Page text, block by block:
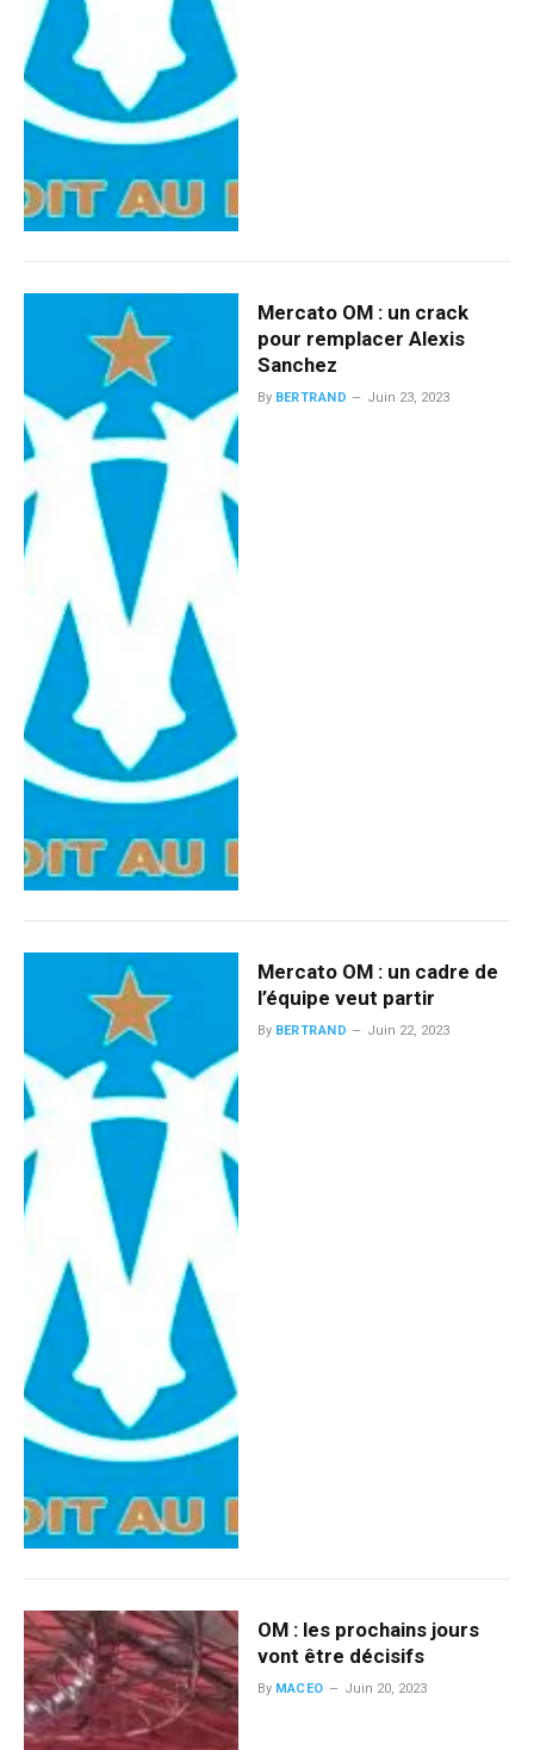
Mercato OM : un crack
pour remplacer Alexis
Sanchez
By BERTRAND Juin 23, 2023
Mercato OM : un cadre de
l’équipe veut partir
By BERTRAND Juin 22, 2023
OM : les prochains jours
vont être décisifs
By MACEO Juin 20, 2023